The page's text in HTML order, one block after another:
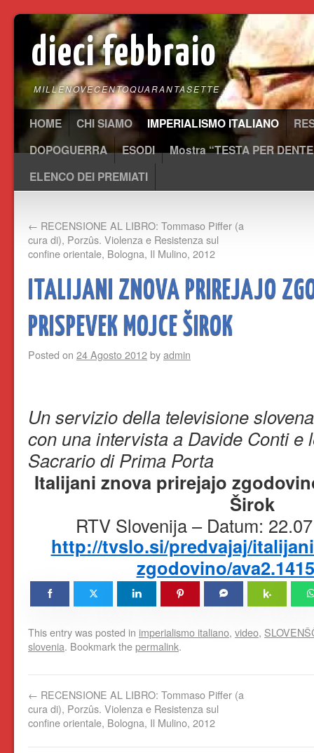
dieci febbraio
MILLENOVECENTOQUARANTASETTE
HOME CHI SIAMO IMPERIALISMO ITALIANO
DOPOGUERRA
ESODI
Mostra “TESTA PER
ELENCO DEI PREMIATI
← RECENSIONE AL LIBRO: Tommaso Piffer (a
cura di), Porzûs. Violenza e Resistenza sul
confine orientale, Bologna, Il Mulino, 2012
ITALIJANI ZNOVA PRIREJAJO
PRISPEVEK MOJCE ŠIROK
Posted on 24 Agosto 2012byadmin
Un servizio della televisione
con una intervista a Davide Conti e
Sacrario di Prima Porta
Italijani znova prirejajo
Širok
RTV Slovenija – Datum:
http://tvslo.si/predvajaj/
zgodovino/
This entry was posted in imperialismo italiano, video,
slovenia. Bookmark thepermalink.
← RECENSIONE AL LIBRO: Tommaso Piffer (a
cura di), Porzûs. Violenza e Resistenza sul
confine orientale, Bologna, Il Mulino, 2012